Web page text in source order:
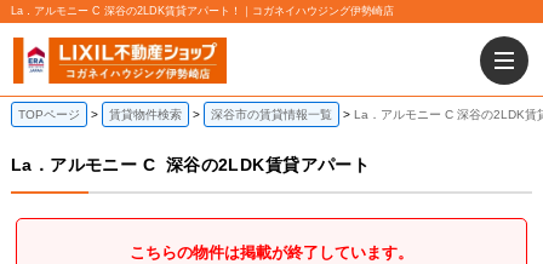
La．アルモニー C 深谷の2LDK賃貸アパート！｜コガネイハウジング伊勢崎店
TOPページ 賃貸物件検索 深谷市の賃貸情報一覧 La．アルモニー C 深谷の2LDK賃
La．アルモニー C 深谷の2LDK賃貸アパート
こちらの物件は掲載が終了しています。